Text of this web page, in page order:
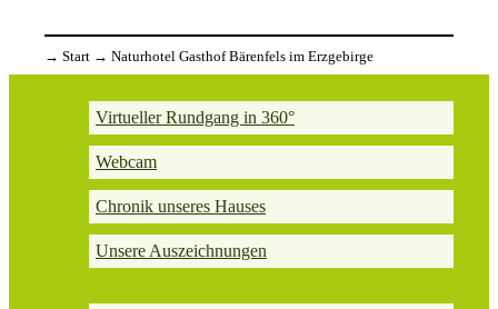
→ Start → Naturhotel Gasthof Bärenfels im Erzgebirge
Virtueller Rundgang in 360°
Webcam
Chronik unseres Hauses
Unsere Auszeichnungen